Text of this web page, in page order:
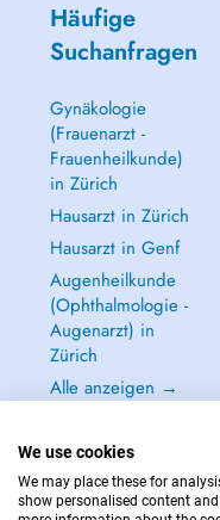
Häufige
Suchanfragen
Gynäkologie
(Frauenarzt -
Frauenheilkunde)
in Zürich
Hausarzt in Zürich
Hausarzt in Genf
Augenheilkunde
(Ophthalmologie -
Augenarzt) in
Zürich
Alle anzeigen →
We use cookies
We may place these for
show personalised content